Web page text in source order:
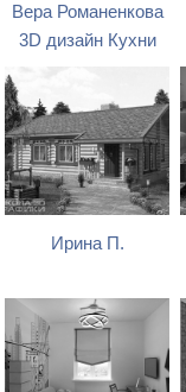
Вера Романенкова
3D дизайн Кухни
Ирина П.